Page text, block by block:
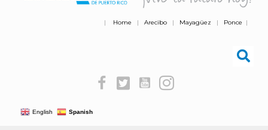
| Home | Arecibo | Mayagüez | Ponce |
English Spanish